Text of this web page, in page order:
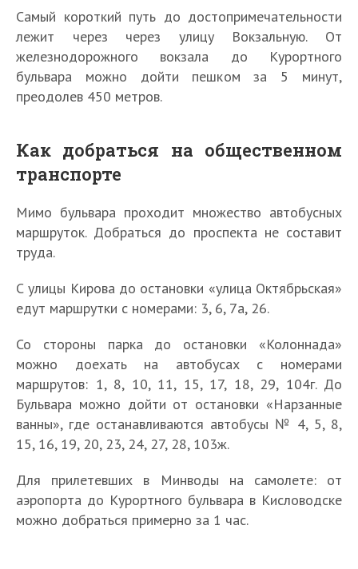
Самый короткий путь до достопримечательности
лежит через через улицу Вокзальную. От
железнодорожного вокзала до Курортного
бульвара можно дойти пешком за 5 минут,
преодолев 450 метров.
Как добраться на общественном
транспорте
Мимо бульвара проходит множество автобусных
маршруток. Добраться до проспекта не составит
труда.
С улицы Кирова до остановки «улица Октябрьская»
едут маршрутки с номерами: 3, 6, 7а, 26.
Со стороны парка до остановки «Колоннада»
можно доехать на автобусах с номерами
маршрутов: 1, 8, 10, 11, 15, 17, 18, 29, 104г. До
Бульвара можно дойти от остановки «Нарзанные
ванны», где останавливаются автобусы № 4, 5, 8,
15, 16, 19, 20, 23, 24, 27, 28, 103ж.
Для прилетевших в Минводы на самолете: от
аэропорта до Курортного бульвара в Кисловодске
можно добраться примерно за 1 час.